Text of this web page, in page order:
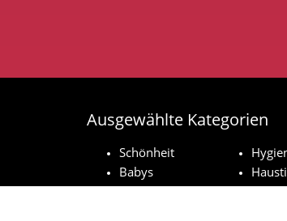
Ausgewählte Kategorien
Schönheit
Babys
Haushaltsprodukte